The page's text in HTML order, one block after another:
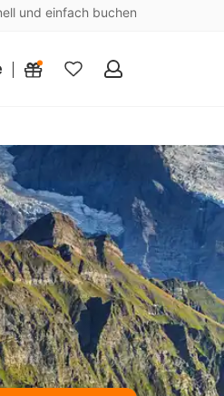
und einfach buchen
Meine